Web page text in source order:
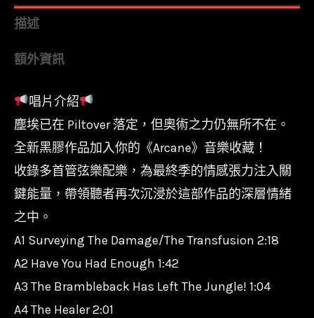
奧
2
League
Of
Legends:
Season
2
Score/
動
描述
額外資訊
唱片介紹
塵埃已在 Piltover 落定，但奧術之力仍無所不在。
全新黑膠作品加入你的《Arcane》音樂收藏！
收錄多首管弦樂配樂，為最終季的情感張力注入關
鍵能量，帶領聽者再次沉浸於這部作品的深層情緒
之中。
A1 Surveying The Damage/The Transfusion 2:18
A2 Have You Had Enough 1:42
A3 The Brambleback Has Left The Jungle! 1:04
A4 The Healer 2:01